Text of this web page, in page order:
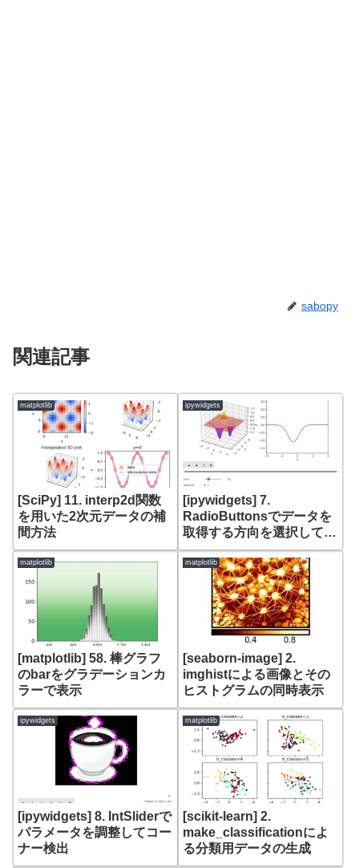
sabopy
関連記事
matplotlib
[SciPy] 11. interp2d関数
を用いた2次元データの補
間方法
ipywidgets
[ipywidgets] 7.
RadioButtonsでデータを
取得する方向を選択して、
IntSliderで3Dグラフの任
意の位置のデータをライン
で表示
matplotlib
[matplotlib] 58. 棒グラフ
のbarをグラデーションカ
ラーで表示
matplotlib
[seaborn-image] 2.
imghistによる画像とその
ヒストグラムの同時表示
ipywidgets
[ipywidgets] 8. IntSliderで
パラメータを調整してコー
ナー検出
matplotlib
[scikit-learn] 2.
make_classificationによ
る分類用データの生成